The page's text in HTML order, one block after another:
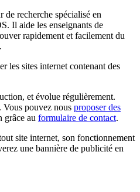
recherche spécialisé en
Il aide les enseignants de
rapidement et facilement du
les sites internet contenant des
et évolue régulièrement.
Vous pouvez nous proposer des
grâce au formulaire de contact.
site internet, son fonctionnement
une bannière de publicité en